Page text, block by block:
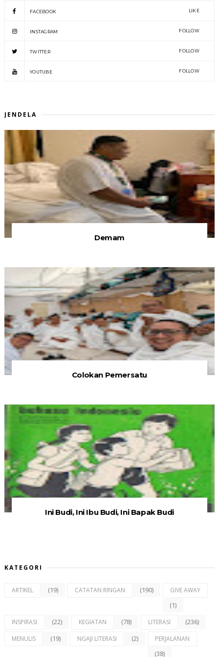
FACEBOOK LIKE
INSTAGRAM FOLLOW
TWITTER FOLLOW
YOUTUBE FOLLOW
JENDELA
Demam
Colokan Pemersatu
Ini Budi, Ini Ibu Budi, Ini Bapak Budi
KATEGORI
ARTIKEL (19) CATATAN RINGAN (190) GIVE AWAY
(1)
INSPIRASI (22) KEGIATAN (78) LITERASI (236)
MENULIS (19) NGAJI LITERASI (2) PERJALANAN
(38)